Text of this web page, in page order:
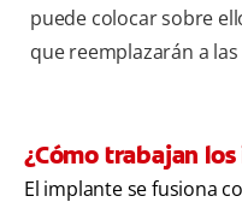
puede colocar sobre
que reemplazarán a
¿Cómo trabajan
El implante se fusiona